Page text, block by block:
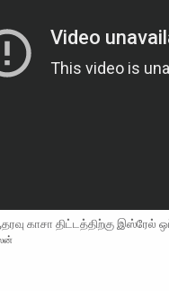
காசா திட்டத்திற்கு இஸ்ரேல்